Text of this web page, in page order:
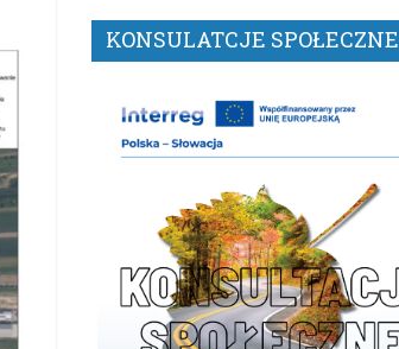
KONSULATCJE SPOŁECZNE